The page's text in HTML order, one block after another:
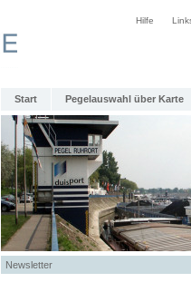
Hilfe
Start Pegelauswahl über Karte
Newsletter